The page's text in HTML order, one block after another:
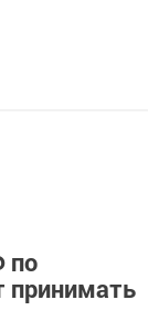
по
принимать